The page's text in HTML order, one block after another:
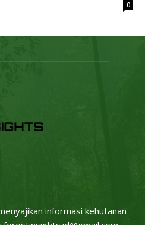
0
informasi kehutanan